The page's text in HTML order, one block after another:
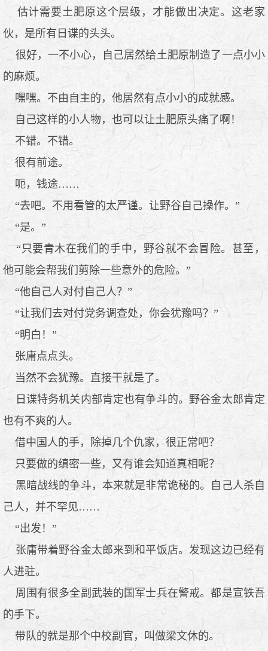
估计需要土肥原这个层级，才能做出决定。这老家
伙，是所有日谍的头头。
很好，一不小心，自己居然给土肥原制造了一点小小
的麻烦。
嘿嘿。不由自主的，他居然有点小小的成就感。
自己这样的小人物，也可以让土肥原头痛了啊！
不错。不错。
很有前途。
呃，钱途……
“去吧。不用看管的太严谨。让野谷自己操作。”
“是。”
“只要青木在我们的手中，野谷就不会冒险。甚至，
他可能会帮我们剪除一些意外的危险。”
“他自己人对付自己人？”
“让我们去对付党务调查处，你会犹豫吗？”
“明白！”
张庸点点头。
当然不会犹豫。直接干就是了。
日谍特务机关内部肯定也有争斗的。野谷金太郎肯定
也有不爽的人。
借中国人的手，除掉几个仇家，很正常吧？
只要做的缜密一些，又有谁会知道真相呢？
黑暗战线的争斗，本来就是非常诡秘的。自己人杀自
己人，并不罕见……
“出发！”
张庸带着野谷金太郎来到和平饭店。发现这边已经有
人进驻。
周围有很多全副武装的国军士兵在警戒。都是宣铁吾
的手下。
带队的就是那个中校副官，叫做梁文休的。